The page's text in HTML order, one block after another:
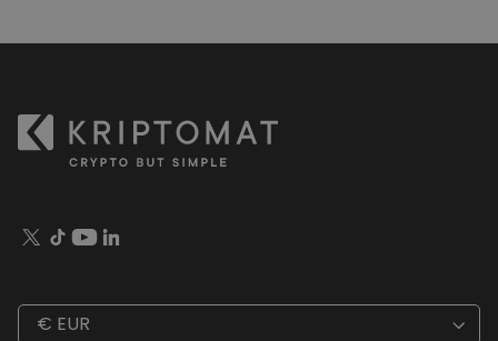
€ EUR